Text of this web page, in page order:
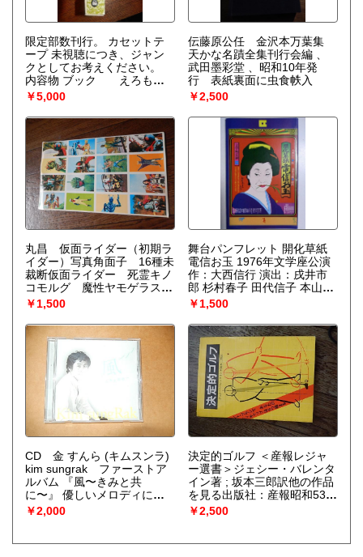
限定部数刊行。 カセットテ
ープ 未視聴につき、ジャン
クとしてお考えください。
内容物 ブック えろもあ
集大成 ポケットスコープカ
ード カセットテープ シー
ル
￥5,000
伝藤原公任 金沢本万葉集
天かな名蹟全集刊行会編 、
武田墨彩堂 、昭和10年発
行 表紙裏面に虫食帙入
￥2,500
丸昌 仮面ライダー（初期ラ
イダー）写真角面子 16種未
裁断仮面ライダー 死霊キノ
コモルグ 魔性ヤモゲラス
ムササビドル 怪異サボテグ
ロン 一文字隼人 死神カメ
レオン カニ怪人カニバブ
ラ 残忍カマキリ男 怪奇ク
モ男 緑川ルリ子 石森プロ
毎日放送東映
￥1,500
舞台パンフレット 開化草紙
電信お玉 1976年文学座公演
作：大西信行 演出：戌井市
郎 杉村春子 田代信子 本山可
久子 表紙デザイン粟津潔
￥1,500
CD 金 すんら (キムスンラ)
kim sungrak ファーストア
ルバム 『風〜きみと共
に〜』 優しいメロディに素
直な言葉をのせた「風〜きみ
と共に〜」 無償の愛をうた
希望、明日に向かう「SUN」
￥2,000
決定的ゴルフ ＜産報レジャ
ー選書＞ジェシー・バレンタ
イン著 ; 坂本三郎訳他の作品
を見る出版社：産報昭和53年
初版カバー 160p 19cm
￥2,500